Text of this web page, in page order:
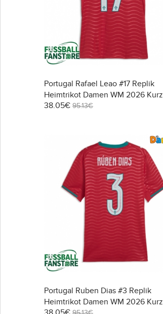
Portugal Rafael Leao #17 Replik
Heimtrikot Damen WM 2026
38.05€ 95.13€
Portugal Ruben Dias #3 Replik
Heimtrikot Damen WM 2026